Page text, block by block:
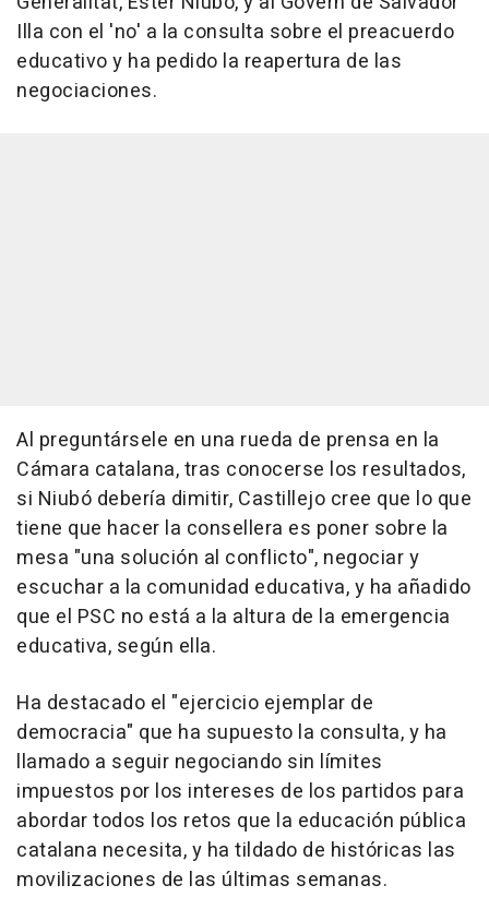
Illa con el 'no' a la consulta sobre el preacuerdo
educativo y ha pedido la reapertura de las
negociaciones.
Al preguntársele en una rueda de prensa en la
Cámara catalana, tras conocerse los resultados,
si Niubó debería dimitir, Castillejo cree que lo que
tiene que hacer la consellera es poner sobre la
mesa "una solución al conflicto", negociar y
escuchar a la comunidad educativa, y ha añadido
que el PSC no está a la altura de la emergencia
educativa, según ella.
Ha destacado el "ejercicio ejemplar de
democracia" que ha supuesto la consulta, y ha
llamado a seguir negociando sin límites
impuestos por los intereses de los partidos para
abordar todos los retos que la educación pública
catalana necesita, y ha tildado de históricas las
movilizaciones de las últimas semanas.